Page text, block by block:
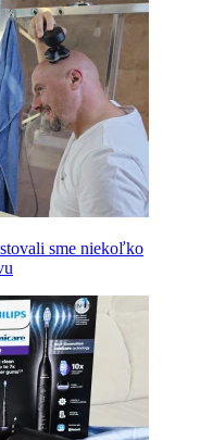
sme niekoľko